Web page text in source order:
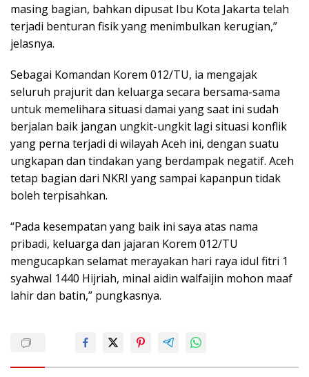
masing bagian, bahkan dipusat Ibu Kota Jakarta telah
terjadi benturan fisik yang menimbulkan kerugian,”
jelasnya.
Sebagai Komandan Korem 012/TU, ia mengajak
seluruh prajurit dan keluarga secara bersama-sama
untuk memelihara situasi damai yang saat ini sudah
berjalan baik jangan ungkit-ungkit lagi situasi konflik
yang perna terjadi di wilayah Aceh ini, dengan suatu
ungkapan dan tindakan yang berdampak negatif. Aceh
tetap bagian dari NKRI yang sampai kapanpun tidak
boleh terpisahkan.
“Pada kesempatan yang baik ini saya atas nama
pribadi, keluarga dan jajaran Korem 012/TU
mengucapkan selamat merayakan hari raya idul fitri 1
syahwal 1440 Hijriah, minal aidin walfaijin mohon maaf
lahir dan batin,” pungkasnya.